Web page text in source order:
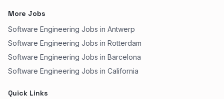
More Jobs
Software Engineering Jobs in Antwerp
Software Engineering Jobs in Rotterdam
Software Engineering Jobs in Barcelona
Software Engineering Jobs in California
Quick Links